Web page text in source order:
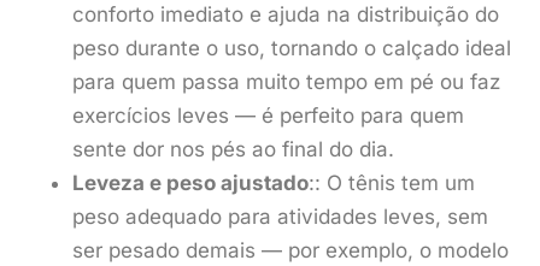
conforto imediato e ajuda na distribuição do
peso durante o uso, tornando o calçado ideal
para quem passa muito tempo em pé ou faz
exercícios leves — é perfeito para quem
sente dor nos pés ao final do dia.
Leveza e peso ajustado:: O tênis tem um
peso adequado para atividades leves, sem
ser pesado demais — por exemplo, o modelo